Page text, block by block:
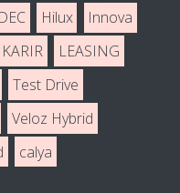
DEC Hilux
Innova
KARIR
LEASING
Test Drive
Veloz Hybrid
calya